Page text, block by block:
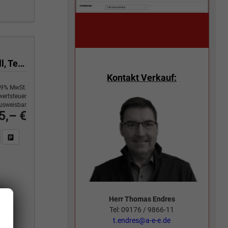
TFSI quattro 270 kW Avant quattro, HuD, Pano, B&O, Leder, 20-Zoll, TechPro, sofort
€
MwSt.
Sie anFahrzeugexposé drucken
Fahrzeug drucken, parken oder vergleichen
Kontakt Verkauf:
Herr Thomas Endres
Tel: 09176 / 9866-11
t.endres@a-e-e.de